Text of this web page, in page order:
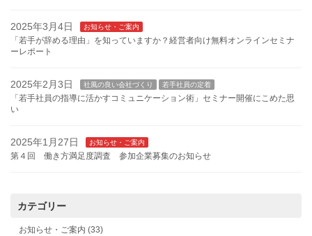
2025年3月4日 お知らせ・ご案内
「若手が辞める理由」を知っていますか？経営者向け無料オンラインセミナ
ーレポート
2025年2月3日 社風の良い会社づくり 若手社員の定着
「若手社員の指導に活かすコミュニケーション術」セミナー開催にこめた思
い
2025年1月27日 お知らせ・ご案内
第４回 働き方満足度調査 参加企業募集のお知らせ
カテゴリー
お知らせ・ご案内 (33)